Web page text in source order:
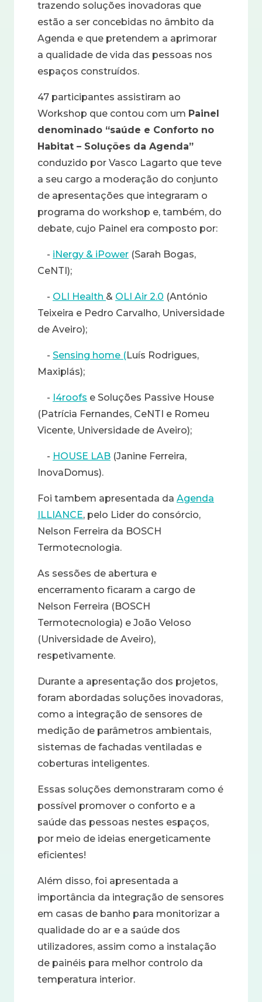
trazendo soluções inovadoras que
estão a ser concebidas no âmbito da
Agenda e que pretendem a aprimorar
a qualidade de vida das pessoas nos
espaços construídos.
47 participantes assistiram ao
Workshop que contou com um Painel
denominado “saúde e Conforto no
Habitat – Soluções da Agenda”
conduzido por Vasco Lagarto que teve
a seu cargo a moderação do conjunto
de apresentações que integraram o
programa do workshop e, também, do
debate, cujo Painel era composto por:
- iNergy & iPower (Sarah Bogas,
CeNTI);
- OLI Health & OLI Air 2.0 (António
Teixeira e Pedro Carvalho, Universidade
de Aveiro);
- Sensing home (Luís Rodrigues,
Maxiplás);
- I4roofs e Soluções Passive House
(Patrícia Fernandes, CeNTI e Romeu
Vicente, Universidade de Aveiro);
- HOUSE LAB (Janine Ferreira,
InovaDomus).
Foi tambem apresentada da Agenda
ILLIANCE, pelo Lider do consórcio,
Nelson Ferreira da BOSCH
Termotecnologia.
As sessões de abertura e
encerramento ficaram a cargo de
Nelson Ferreira (BOSCH
Termotecnologia) e João Veloso
(Universidade de Aveiro),
respetivamente.
Durante a apresentação dos projetos,
foram abordadas soluções inovadoras,
como a integração de sensores de
medição de parâmetros ambientais,
sistemas de fachadas ventiladas e
coberturas inteligentes.
Essas soluções demonstraram como é
possível promover o conforto e a
saúde das pessoas nestes espaços,
por meio de ideias energeticamente
eficientes!
Além disso, foi apresentada a
importância da integração de sensores
em casas de banho para monitorizar a
qualidade do ar e a saúde dos
utilizadores, assim como a instalação
de painéis para melhor controlo da
temperatura interior.